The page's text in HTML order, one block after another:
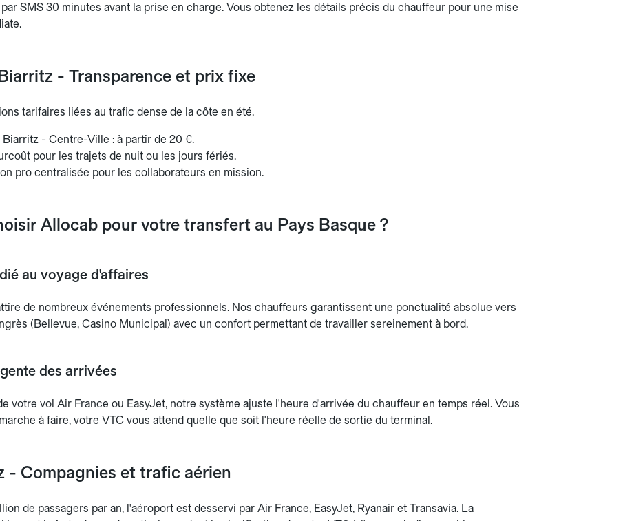
SMS 30 minutes avant la prise en charge. Vous obtenez les détails précis du chauffeur pour une mise
- Transparence et prix fixe
tarifaires liées au trafic dense de la côte en été.
- Centre-Ville : à partir de 20 €.
pour les trajets de nuit ou les jours fériés.
pro centralisée pour les collaborateurs en mission.
Allocab pour votre transfert au Pays Basque ?
au voyage d'affaires
de nombreux événements professionnels. Nos chauffeurs garantissent une ponctualité absolue vers
(Bellevue, Casino Municipal) avec un confort permettant de travailler sereinement à bord.
des arrivées
votre vol Air France ou EasyJet, notre système ajuste l'heure d'arrivée du chauffeur en temps réel. Vous
à faire, votre VTC vous attend quelle que soit l'heure réelle de sortie du terminal.
- Compagnies et trafic aérien
de passagers par an, l'aéroport est desservi par Air France, EasyJet, Ryanair et Transavia. La